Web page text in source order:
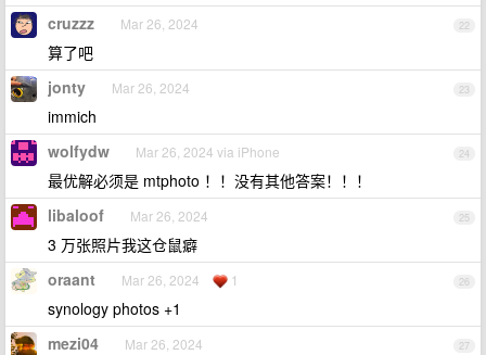
22
cruzzz Mar 26, 2024
算了吧
23
jonty Mar 26, 2024
immich
24
wolfydw Mar 26, 2024 via iPhone
最优解必须是 mtphoto ！！没有其他答案！！！
25
libaloof Mar 26, 2024
3 万张照片我这仓鼠癖
26
oraant Mar 26, 2024 1
synology photos +1
27
mezi04 Mar 26, 2024